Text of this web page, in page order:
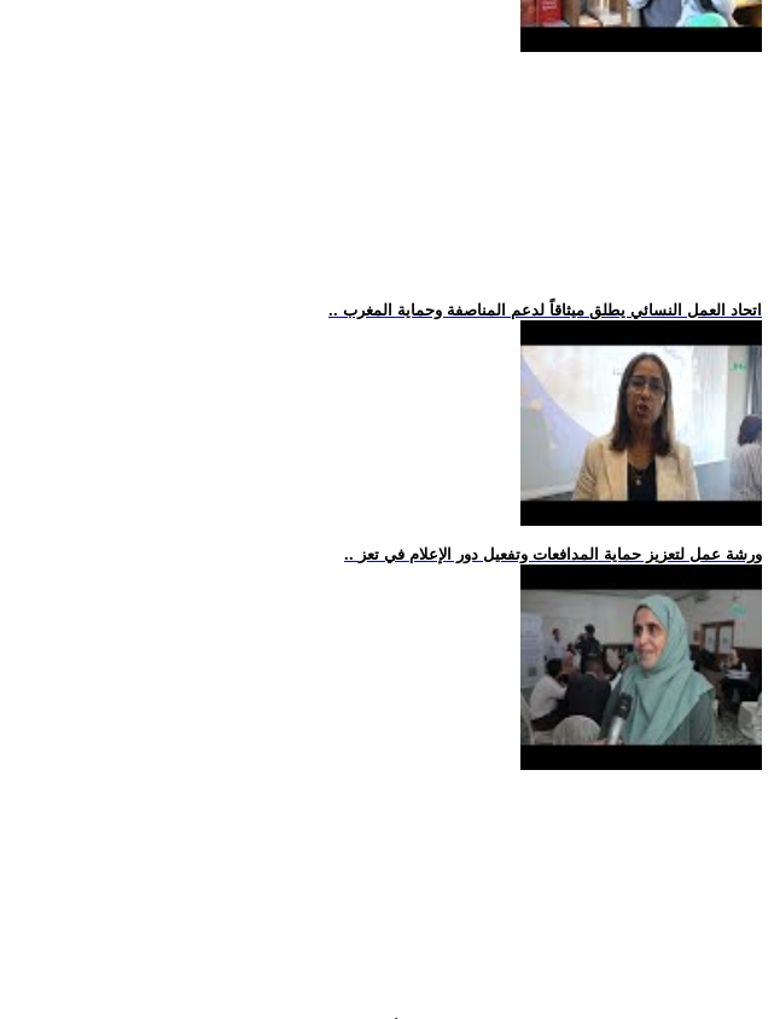
.. اتحاد العمل النسائي يطلق ميثاقاً لدعم المناصفة وحماية المغرب
.. ورشة عمل لتعزيز حماية المدافعات وتفعيل دور الإعلام في تعز